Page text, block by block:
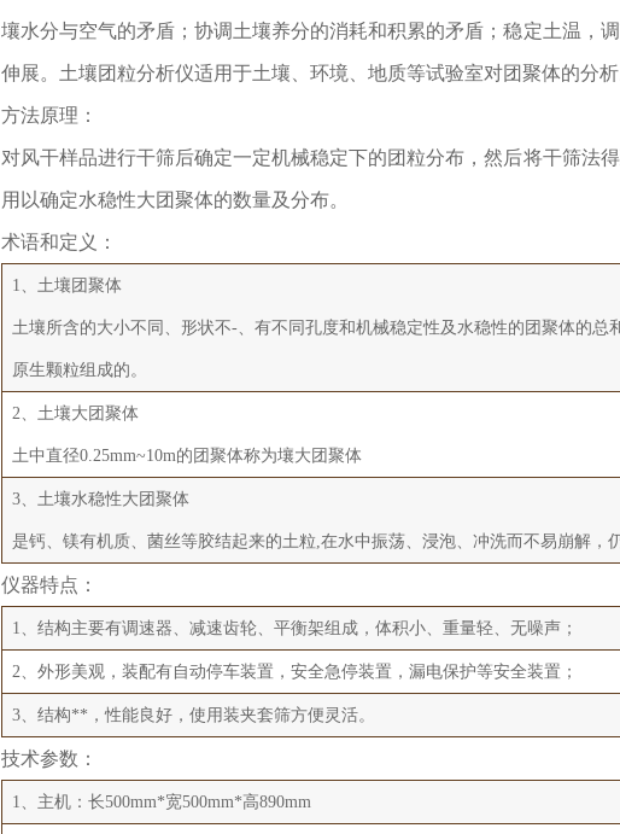
壤水分与空气的矛盾；协调土壤养分的消耗和积累的矛盾；稳定土温，
伸展。土壤团粒分析仪适用于土壤、环境、地质等试验室对团聚体的分析
方法原理：
对风干样品进行干筛后确定一定机械稳定下的团粒分布，然后将干筛法
用以确定水稳性大团聚体的数量及分布。
术语和定义：
1、土壤团聚体
土壤所含的大小不同、形状不-、有不同孔度和机械稳定性及水稳性的团聚体的
原生颗粒组成的。
2、土壤大团聚体
土中直径0.25mm~10m的团聚体称为壤大团聚体
3、土壤水稳性大团聚体
是钙、镁有机质、菌丝等胶结起来的土粒,在水中振荡、浸泡、冲洗而不易崩解，
仪器特点：
1、结构主要有调速器、减速齿轮、平衡架组成，体积小、重量轻、无噪声；
2、外形美观，装配有自动停车装置，安全急停装置，漏电保护等安全装置；
3、结构**，性能良好，使用装夹套筛方便灵活。
技术参数：
1、主机：长500mm*宽500mm*高890mm